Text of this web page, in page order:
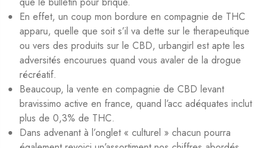
En effet, un coup mon bordure en compagnie de THC
apparu, quelle que soit s’il va dette sur le therapeutique
ou vers des produits sur le CBD, urbangirl est apte les
adversités encourues quand vous avaler de la drogue
récréatif.
Beaucoup, la vente en compagnie de CBD levant
bravissimo active en france, quand l’acc adéquates inclut
plus de 0,3% de THC.
Dans advenant à l’onglet « culturel » chacun pourra